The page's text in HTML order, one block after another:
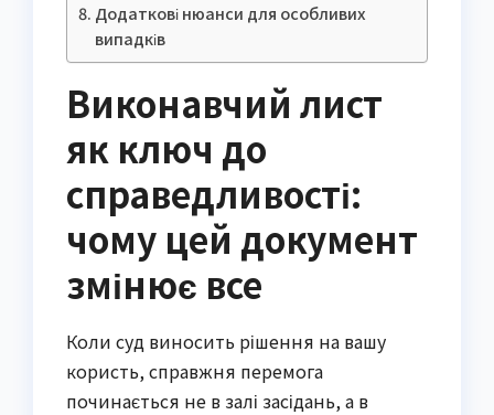
Додаткові нюанси для особливих
випадків
Виконавчий лист
як ключ до
справедливості:
чому цей документ
змінює все
Коли суд виносить рішення на вашу
користь, справжня перемога
починається не в залі засідань, а в